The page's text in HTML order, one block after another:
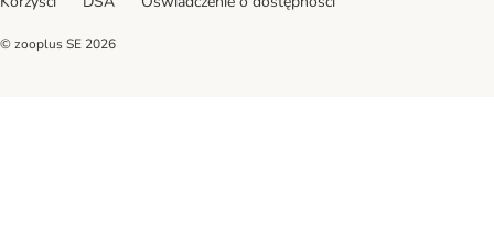
© zooplus SE 2026